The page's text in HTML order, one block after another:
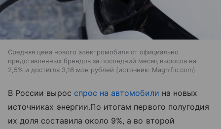
Средняя цена нового электромобиля от официально
представленных брендов за последний месяц выросла на
2,5% и достигла 3,16 млн рублей
источник: Magnific.com
В России вырос спрос на автомобили на новых
источниках энергии.По итогам первого полугодия
их доля составила около 9%, а во второй